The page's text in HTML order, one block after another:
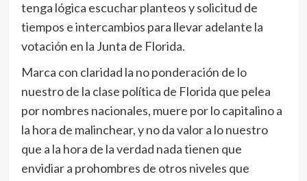
tenga lógica escuchar planteos y solicitud de
tiempos e intercambios para llevar adelante la
votación en la Junta de Florida.
Marca con claridad la no ponderación de lo
nuestro de la clase política de Florida que pelea
por nombres nacionales, muere por lo capitalino a
la hora de malinchear, y no da valor a lo nuestro
que a la hora de la verdad nada tienen que
envidiar a prohombres de otros niveles que